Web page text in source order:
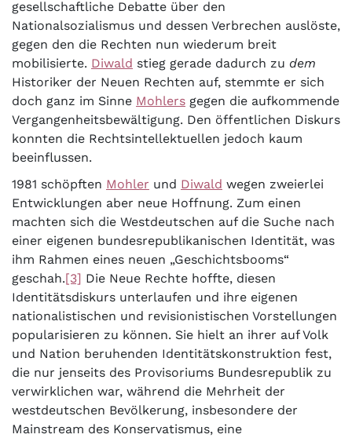
gesellschaftliche Debatte über den
Nationalsozialismus und dessen Verbrechen auslöste,
gegen den die Rechten nun wiederum breit
mobilisierte. Diwald stieg gerade dadurch zu dem
Historiker der Neuen Rechten auf, stemmte er sich
doch ganz im Sinne Mohlers gegen die aufkommende
Vergangenheitsbewältigung. Den öffentlichen Diskurs
konnten die Rechtsintellektuellen jedoch kaum
beeinflussen.
1981 schöpften Mohler und Diwald wegen zweierlei
Entwicklungen aber neue Hoffnung. Zum einen
machten sich die Westdeutschen auf die Suche nach
einer eigenen bundesrepublikanischen Identität, was
ihm Rahmen eines neuen „Geschichtsbooms“
geschah.[3] Die Neue Rechte hoffte, diesen
Identitätsdiskurs unterlaufen und ihre eigenen
nationalistischen und revisionistischen Vorstellungen
popularisieren zu können. Sie hielt an ihrer auf Volk
und Nation beruhenden Identitätskonstruktion fest,
die nur jenseits des Provisoriums Bundesrepublik zu
verwirklichen war, während die Mehrheit der
westdeutschen Bevölkerung, insbesondere der
Mainstream des Konservatismus, eine